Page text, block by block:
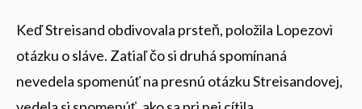
Keď Streisand obdivovala prsteň, položila Lopezovi
otázku o sláve. Zatiaľ čo si druhá spomínaná
nevedela spomenúť na presnú otázku Streisandovej,